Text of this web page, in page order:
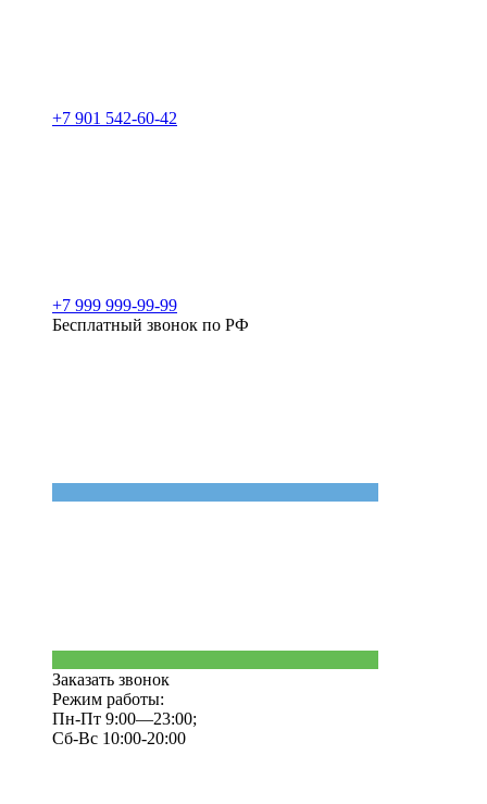
+7 901 542-60-42
+7 999 999-99-99
Бесплатный звонок по РФ
Заказать звонок
Режим работы:
Пн-Пт 9:00—23:00;
Сб-Вс 10:00-20:00